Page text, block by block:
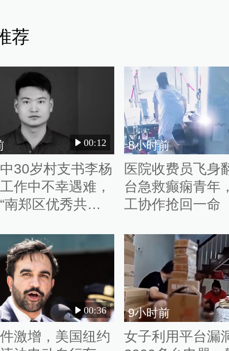
荐
00:12
30岁村支书李杨
作中不幸遇难，
南郑区优秀共产
8小时前
医院收费员飞身
台急救癫痫青年
工协作抢回一命
00:36
激增，美国纽约
9小时前
女子利用平台漏